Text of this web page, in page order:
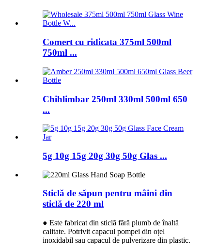
Comert cu ridicata 375ml 500ml
750ml ...
Chihlimbar 250ml 330ml 500ml 650
...
5g 10g 15g 20g 30g 50g Glas ...
Sticlă de săpun pentru mâini din
sticlă de 220 ml
● Este fabricat din sticlă fără plumb de înaltă
calitate. Potrivit capacul pompei din oțel
inoxidabil sau capacul de pulverizare din plastic.